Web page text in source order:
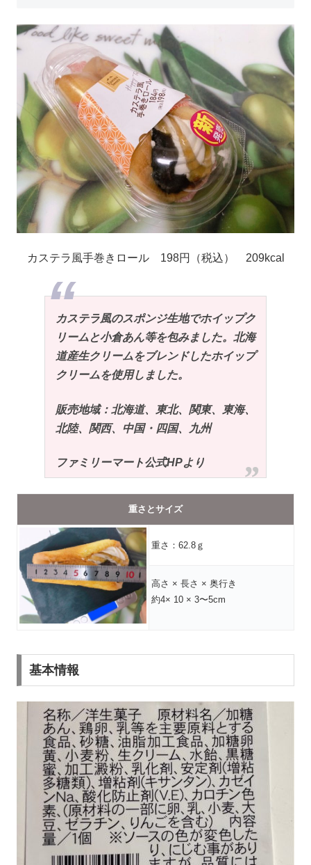
カステラ風手巻きロール 198円（税込） 209kcal
カステラ風のスポンジ生地でホイップク
リームと小倉あん等を包みました。北海
道産生クリームをブレンドしたホイップ
クリームを使用しました。
販売地域：北海道、東北、関東、東海、
北陸、関西、中国・四国、九州
ファミリーマート公式HPより
重さとサイズ
重さ：62.8ｇ
高さ × 長さ × 奥行き
約4× 10 × 3〜5cm
基本情報